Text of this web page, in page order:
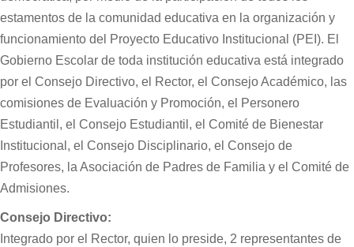
estamentos de la comunidad educativa en la organización y
funcionamiento del Proyecto Educativo Institucional (PEI). El
Gobierno Escolar de toda institución educativa está integrado
por el Consejo Directivo, el Rector, el Consejo Académico, las
comisiones de Evaluación y Promoción, el Personero
Estudiantil, el Consejo Estudiantil, el Comité de Bienestar
Institucional, el Consejo Disciplinario, el Consejo de
Profesores, la Asociación de Padres de Familia y el Comité de
Admisiones.
Consejo Directivo:
Integrado por el Rector, quien lo preside, 2 representantes de